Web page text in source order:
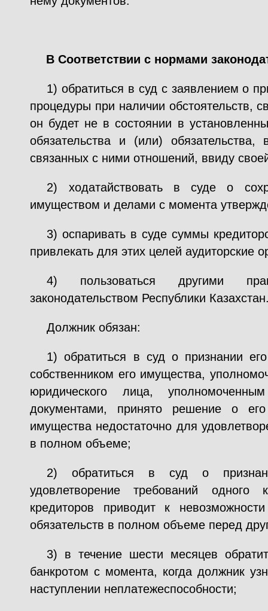
В Соответствии с нормами
1) обратиться в суд с заявлением о
процедуры при наличии обстоятельств,
он будет не в состоянии в
обязательства и (или)
связанных с ними отношений, ввиду
2) ходатайствовать в суде о
имуществом и делами с момента
3) оспаривать в суде суммы
привлекать для этих целей аудиторские
4) пользоваться другими
законодательством Республики
Должник обязан:
1) обратиться в суд о признании
собственником его имущества,
юридического лица,
документами, принято решение о
имущества недостаточно для
в полном объеме;
2) обратиться в суд о
удовлетворение требований одного
кредиторов приводит к
обязательств в полном объеме перед
3) в течение шести месяцев
банкротом с момента, когда должник
наступлении неплатежеспособности;